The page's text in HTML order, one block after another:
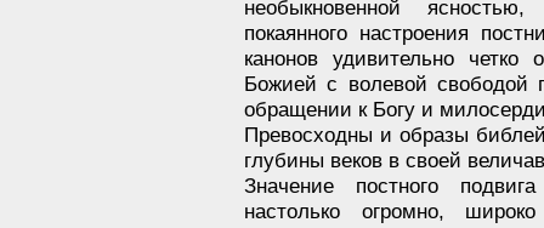
необыкновенной
покаянного настроения
канонов удивительно четко
Божией с волевой свободой
обращении к Богу и
Превосходны и образы
глубины веков в своей
Значение постного
настолько огромно,